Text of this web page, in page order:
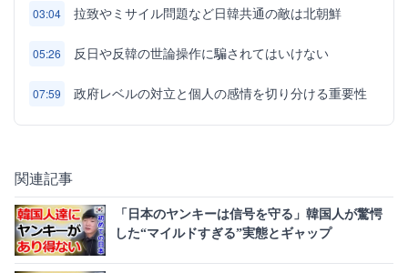
03:04 拉致やミサイル問題など日韓共通の敵は北朝鮮
05:26 反日や反韓の世論操作に騙されてはいけない
07:59 政府レベルの対立と個人の感情を切り分ける重要性
関連記事
「日本のヤンキーは信号を守る」韓国人が驚愕
した“マイルドすぎる”実態とギャップ